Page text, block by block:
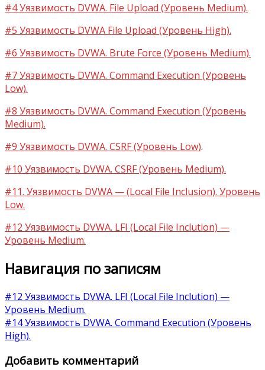
#4 Уязвимость DVWA. File Upload (Уровень Medium).
#5 Уязвимость DVWA File Upload (Уровень High).
#6 Уязвимость DVWA. Brute Force (Уровень Medium).
#7 Уязвимость DVWA. Command Execution (Уровень
Low).
#8 Уязвимость DVWA. Command Execution (Уровень
Medium).
#9 Уязвимость DVWA. CSRF (Уровень Low).
#10 Уязвимость DVWA. CSRF (Уровень Medium).
#11. Уязвимость DVWA — (Local File Inclusion). Уровень
Low.
#12 Уязвимость DVWA. LFI (Local File Inclution) —
Уровень Medium.
Навигация по записям
#12 Уязвимость DVWA. LFI (Local File Inclution) —
Уровень Medium.
#14 Уязвимость DVWA. Command Execution (Уровень
High).
Добавить комментарий